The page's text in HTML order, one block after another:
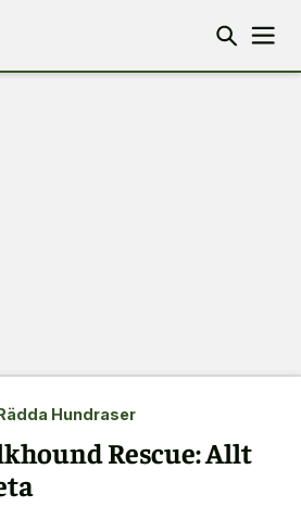
Hundraser
Rescue: Allt